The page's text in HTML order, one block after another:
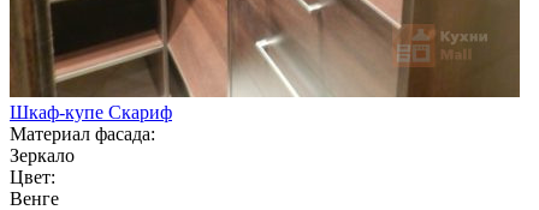
Шкаф-купе Скариф
Материал фасада:
Зеркало
Цвет:
Венге